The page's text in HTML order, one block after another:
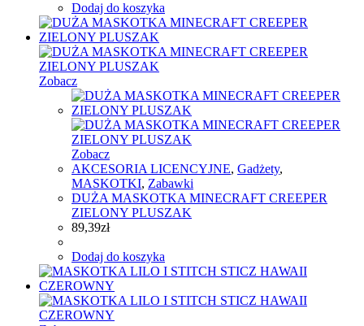
Dodaj do koszyka
Zobacz
Zobacz
AKCESORIA LICENCYJNE, Gadżety,
MASKOTKI, Zabawki
DUŻA MASKOTKA MINECRAFT CREEPER
ZIELONY PLUSZAK
89,39zł
Dodaj do koszyka